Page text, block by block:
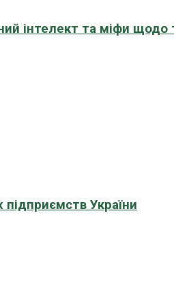
інтелект та міфи щодо
підприємств України